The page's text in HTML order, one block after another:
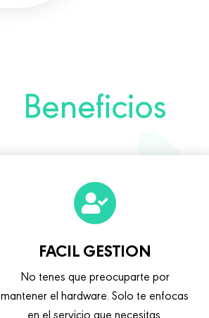
Beneficios
FACIL GESTION
No tenes que preocuparte por
mantener el hardware. Solo te enfocas